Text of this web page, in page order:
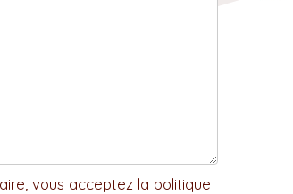
vous acceptez la politique